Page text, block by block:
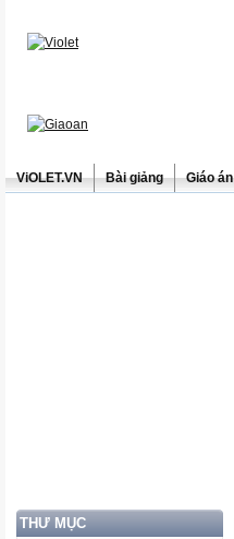
ViOLET.VN Bài giảng Giáo án
THƯ MỤC